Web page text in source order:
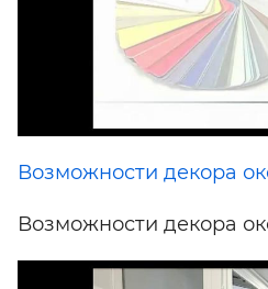
Возможности декора
Возможности декора